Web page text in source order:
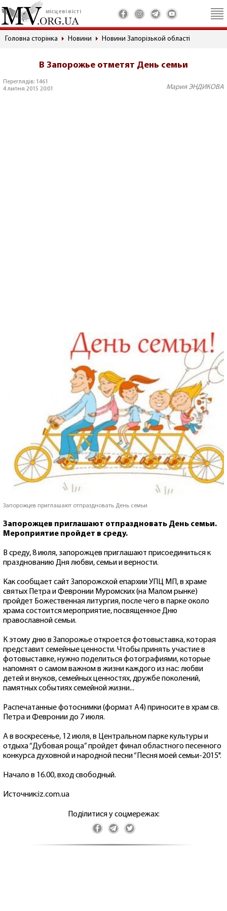
місцеві вісті
Головна сторінка Новини Новини Запорізькой області
В Запорожье отметят День семьи
Переглядів: 1461
4 липня 2015 20:01
Мария ЭНДИКОВА
Запорожцев приглашают отпраздновать День семьи
Запорожцев приглашают отпраздновать День семьи.
Мероприятие пройдет в среду.
В среду, 8 июля, запорожцев приглашают присоединиться к
празднованию Дня любви, семьи и верности.
Как сообщает сайт Запорожской епархии УПЦ МП, в храме
святых Петра и Февронии Муромских (на Малом рынке)
пройдет Божественная литургия, после чего в парке около
храма состоится мероприятие, посвященное Дню
православной семьи.
К этому дню в Запорожье откроется фотовыставка, которая
представит семейные ценности. Чтобы принять участие в
фотовыставке, нужно поделиться фотографиями, которые
напомнят о самом важном в жизни каждого из нас: любви
детей и внуков, семейных ценностях, дружбе поколений,
памятных событиях семейной жизни...
Распечатанные фотоснимки (формат А4) приносите в храм св.
Петра и Февронии до 7 июля.
А в воскресенье, 12 июля, в Центральном парке культуры и
отдыха “Дубовая роща” пройдет финал областного песенного
конкурса духовной и народной песни “Песня моей семьи-2015".
Начало в 16.00, вход свободный.
Источник:iz.com.ua
Поділитися у соцмережах: